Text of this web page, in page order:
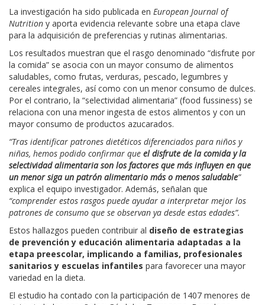
La investigación ha sido publicada en European Journal of
Nutrition y aporta evidencia relevante sobre una etapa clave
para la adquisición de preferencias y rutinas alimentarias.
Los resultados muestran que el rasgo denominado “disfrute por
la comida” se asocia con un mayor consumo de alimentos
saludables, como frutas, verduras, pescado, legumbres y
cereales integrales, así como con un menor consumo de dulces.
Por el contrario, la “selectividad alimentaria” (food fussiness) se
relaciona con una menor ingesta de estos alimentos y con un
mayor consumo de productos azucarados.
“Tras identificar patrones dietéticos diferenciados para niños y
niñas, hemos podido confirmar que el disfrute de la comida y la
selectividad alimentaria son los factores que más influyen en que
un menor siga un patrón alimentario más o menos saludable”
explica el equipo investigador. Además, señalan que
“comprender estos rasgos puede ayudar a interpretar mejor los
patrones de consumo que se observan ya desde estas edades”.
Estos hallazgos pueden contribuir al diseño de estrategias
de prevención y educación alimentaria adaptadas a la
etapa preescolar, implicando a familias, profesionales
sanitarios y escuelas infantiles para favorecer una mayor
variedad en la dieta.
El estudio ha contado con la participación de 1407 menores de